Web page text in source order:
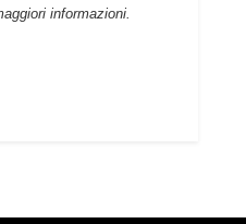
informazioni.